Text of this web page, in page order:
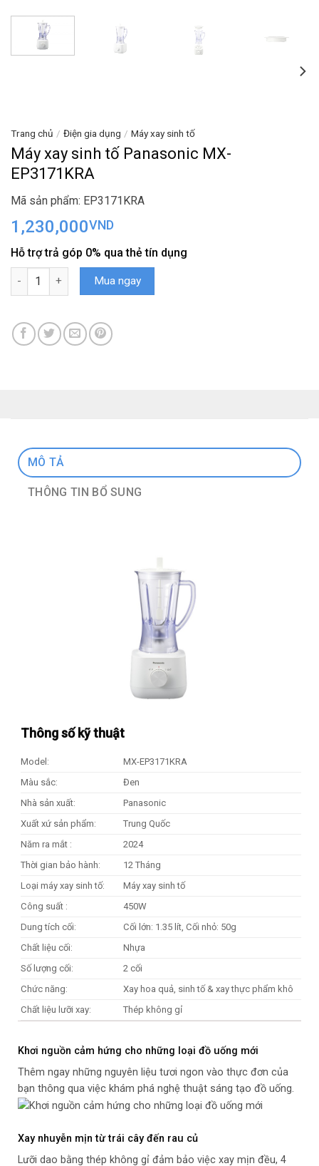
Trang chủ / Điện gia dụng / Máy xay sinh tố
Máy xay sinh tố Panasonic MX-
EP3171KRA
Mã sản phẩm: EP3171KRA
1,230,000VND
Hỗ trợ trả góp 0% qua thẻ tín dụng
Máy xay sinh tố Panasonic MX-EP3171KRA số lượng
Mua ngay
MÔ TẢ
THÔNG TIN BỔ SUNG
Thông số kỹ thuật
Model:
MX-EP3171KRA
Màu sắc:
Đen
Nhà sản xuất:
Panasonic
Xuất xứ sản phẩm:
Trung Quốc
Năm ra mắt :
2024
Thời gian bảo hành:
12 Tháng
Loại máy xay sinh tố:
Máy xay sinh tố
Công suất :
450W
Dung tích cối:
Cối lớn: 1.35 lít, Cối nhỏ: 50g
Chất liệu cối:
Nhựa
Số lượng cối:
2 cối
Chức năng:
Xay hoa quả, sinh tố & xay thực phẩm khô
Chất liệu lưỡi xay:
Thép không gỉ
Khơi nguồn cảm hứng cho những loại đồ uống mới
Thêm ngay những nguyên liệu tươi ngon vào thực đơn của
bạn thông qua việc khám phá nghệ thuật sáng tạo đồ uống.
Xay nhuyễn mịn từ trái cây đến rau củ
Lưỡi dao bằng thép không gỉ đảm bảo việc xay mịn đều, 4